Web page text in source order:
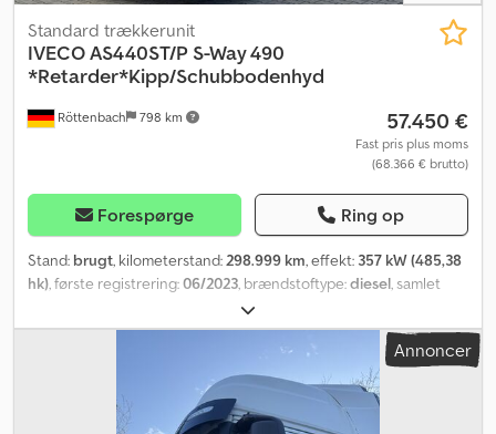
Röttenbach 798 km
Standard trækkerunit
IVECOAS440ST/P S-Way 490
*Retarder*Kipp/Schubbodenhyd
57.450 €
Fast pris plus moms
(68.366 € brutto)
Forespørge Ring op
Stand: brugt, kilometerstand: 298.999 km, effekt: 357 kW (485,38
hk) , første registrering:06/2023 , brændstoftype:diesel , samlet
, akslekonfiguration:
08/2026, bremser:retarder, farve:hvid, geartype:automatisk,
ABS, elektronisk stabilitetsprogram
(ESP), klimaanlæg, navigationssystem, parkeringsvarmer
Retarder * ACC (adaptiv fartpilot) * Navigation * Premium-design
* Forlygtebøjle * Rundtlysende blink * Køleboks Djdpfoyyg D Asx
Annoncer